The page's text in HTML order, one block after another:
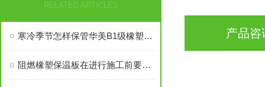
RELATED ARTICLES
寒冷季节怎样保管华美B1级橡塑板？
阻燃橡塑保温板在进行施工前要做好这些准备工作
产品咨